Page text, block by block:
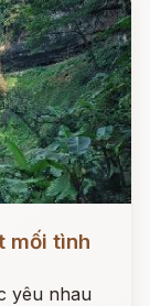
mối tình
yêu nhau